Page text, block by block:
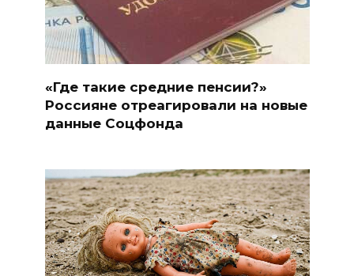
«Где такие средние пенсии?»
Россияне отреагировали на новые
данные Соцфонда